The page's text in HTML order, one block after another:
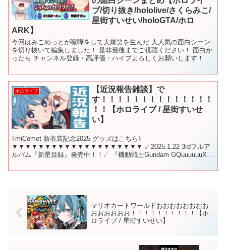
ブ/切り抜き/hololive/さくらみこ/
星街すいせい/holoGTA/ホロ
ARK】
今回はみこめっとが喧嘩をして大爆笑を生んだ 大人気の面白シーン
を切り抜いて編集しました！ 是非最後までご視聴ください！ 面白か
ったら チャンネル登録・高評価・ハイプよろしくお願いします！ #
ホロライブ
【近況報告雑談】で
す！！！！！！！！！！！！！！
！！【ホロライブ / 星街すいせ
い】
⇩miComet 新衣装記念2025 グッズはこちら⇩
▼▼▼▼▼▼▼▼▼▼▼▼▼▼▼▼▼▼▼▼ ☄2025.1.22 3rdフルア
ルバム『新星目録』発売中！！☄ 『機動戦士Gundam GQuuuuuuX』
マリオカートワールドおおおおおおおお
おおおおおお！！！！！！！！！！【ホ
ロライブ / 星街すいせい】